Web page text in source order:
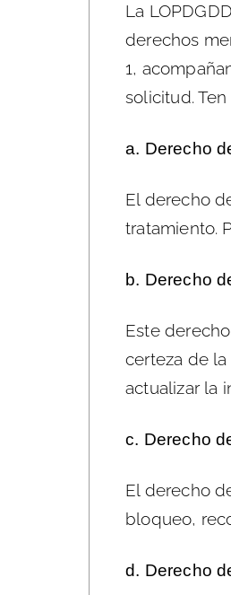
La
derechos
1,
solicitud.
a. Derecho
El derecho
tratamiento.
b. Derecho
Este
certeza de
actualizar la
c. Derecho
El derecho
bloqueo,
d. Derecho